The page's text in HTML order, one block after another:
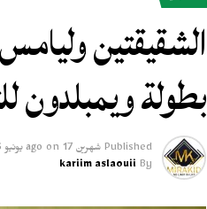
الشقيقتين
بطولة ويمبلدون
Published شهرين ago on 17 يونيو 2026
By
kariim aslaouii